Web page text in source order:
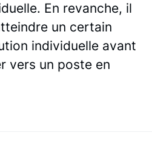
En revanche, il
un certain
individuelle avant
vers un poste en